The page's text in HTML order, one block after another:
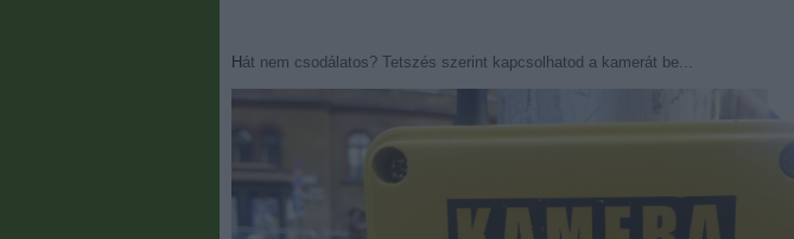
Hát nem csodálatos? Tetszés szerint kapcsolhatod a kamerát be...